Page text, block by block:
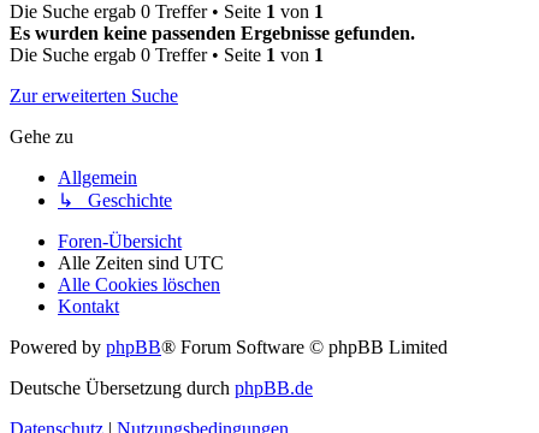
Die Suche ergab 0 Treffer • Seite 1 von 1
Es wurden keine passenden Ergebnisse gefunden.
Die Suche ergab 0 Treffer • Seite 1 von 1
Zur erweiterten Suche
Gehe zu
Allgemein
↳ Geschichte
Foren-Übersicht
Alle Zeiten sind UTC
Alle Cookies löschen
Kontakt
Powered by phpBB® Forum Software © phpBB Limited
Deutsche Übersetzung durch phpBB.de